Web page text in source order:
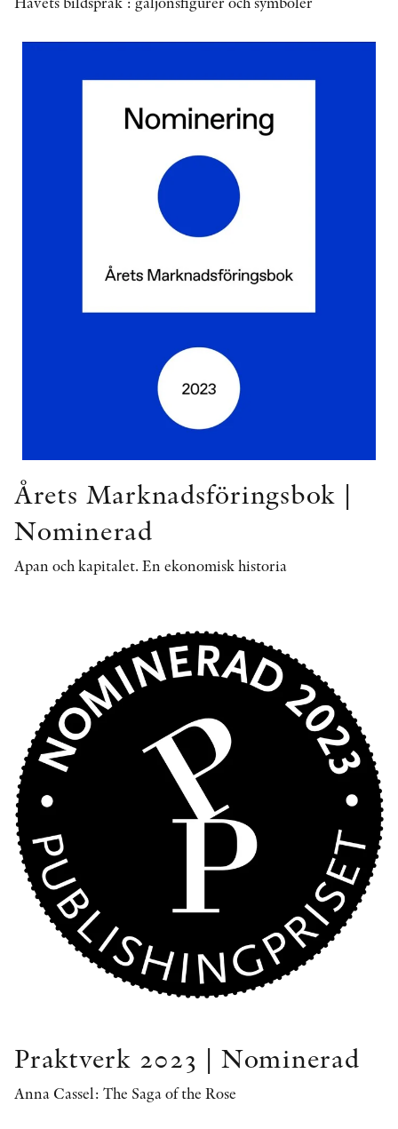
Årets Marknadsföringsbok |
Nominerad
Apan och kapitalet. En ekonomisk historia
Praktverk 2023 | Nominerad
Anna Cassel: The Saga of the Rose